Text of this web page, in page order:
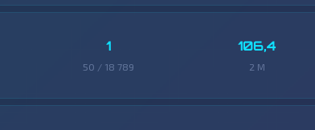
1
50 / 18 789
106,4
2 M